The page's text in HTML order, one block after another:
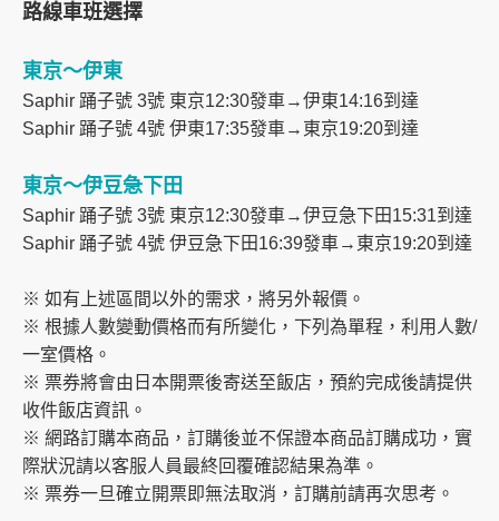
路線車班選擇
東京～伊東
Saphir 踊子號 3號 東京12:30發車→伊東14:16到達
Saphir 踊子號 4號 伊東17:35發車→東京19:20到達
東京～伊豆急下田
Saphir 踊子號 3號 東京12:30發車→伊豆急下田15:31到達
Saphir 踊子號 4號 伊豆急下田16:39發車→東京19:20到達
※ 如有上述區間以外的需求，將另外報價。
※ 根據人數變動價格而有所變化，下列為單程，利用人數/
一室價格。
※ 票券將會由日本開票後寄送至飯店，預約完成後請提供
收件飯店資訊。
※ 網路訂購本商品，訂購後並不保證本商品訂購成功，實
際狀況請以客服人員最終回覆確認結果為準。
※ 票券一旦確立開票即無法取消，訂購前請再次思考。